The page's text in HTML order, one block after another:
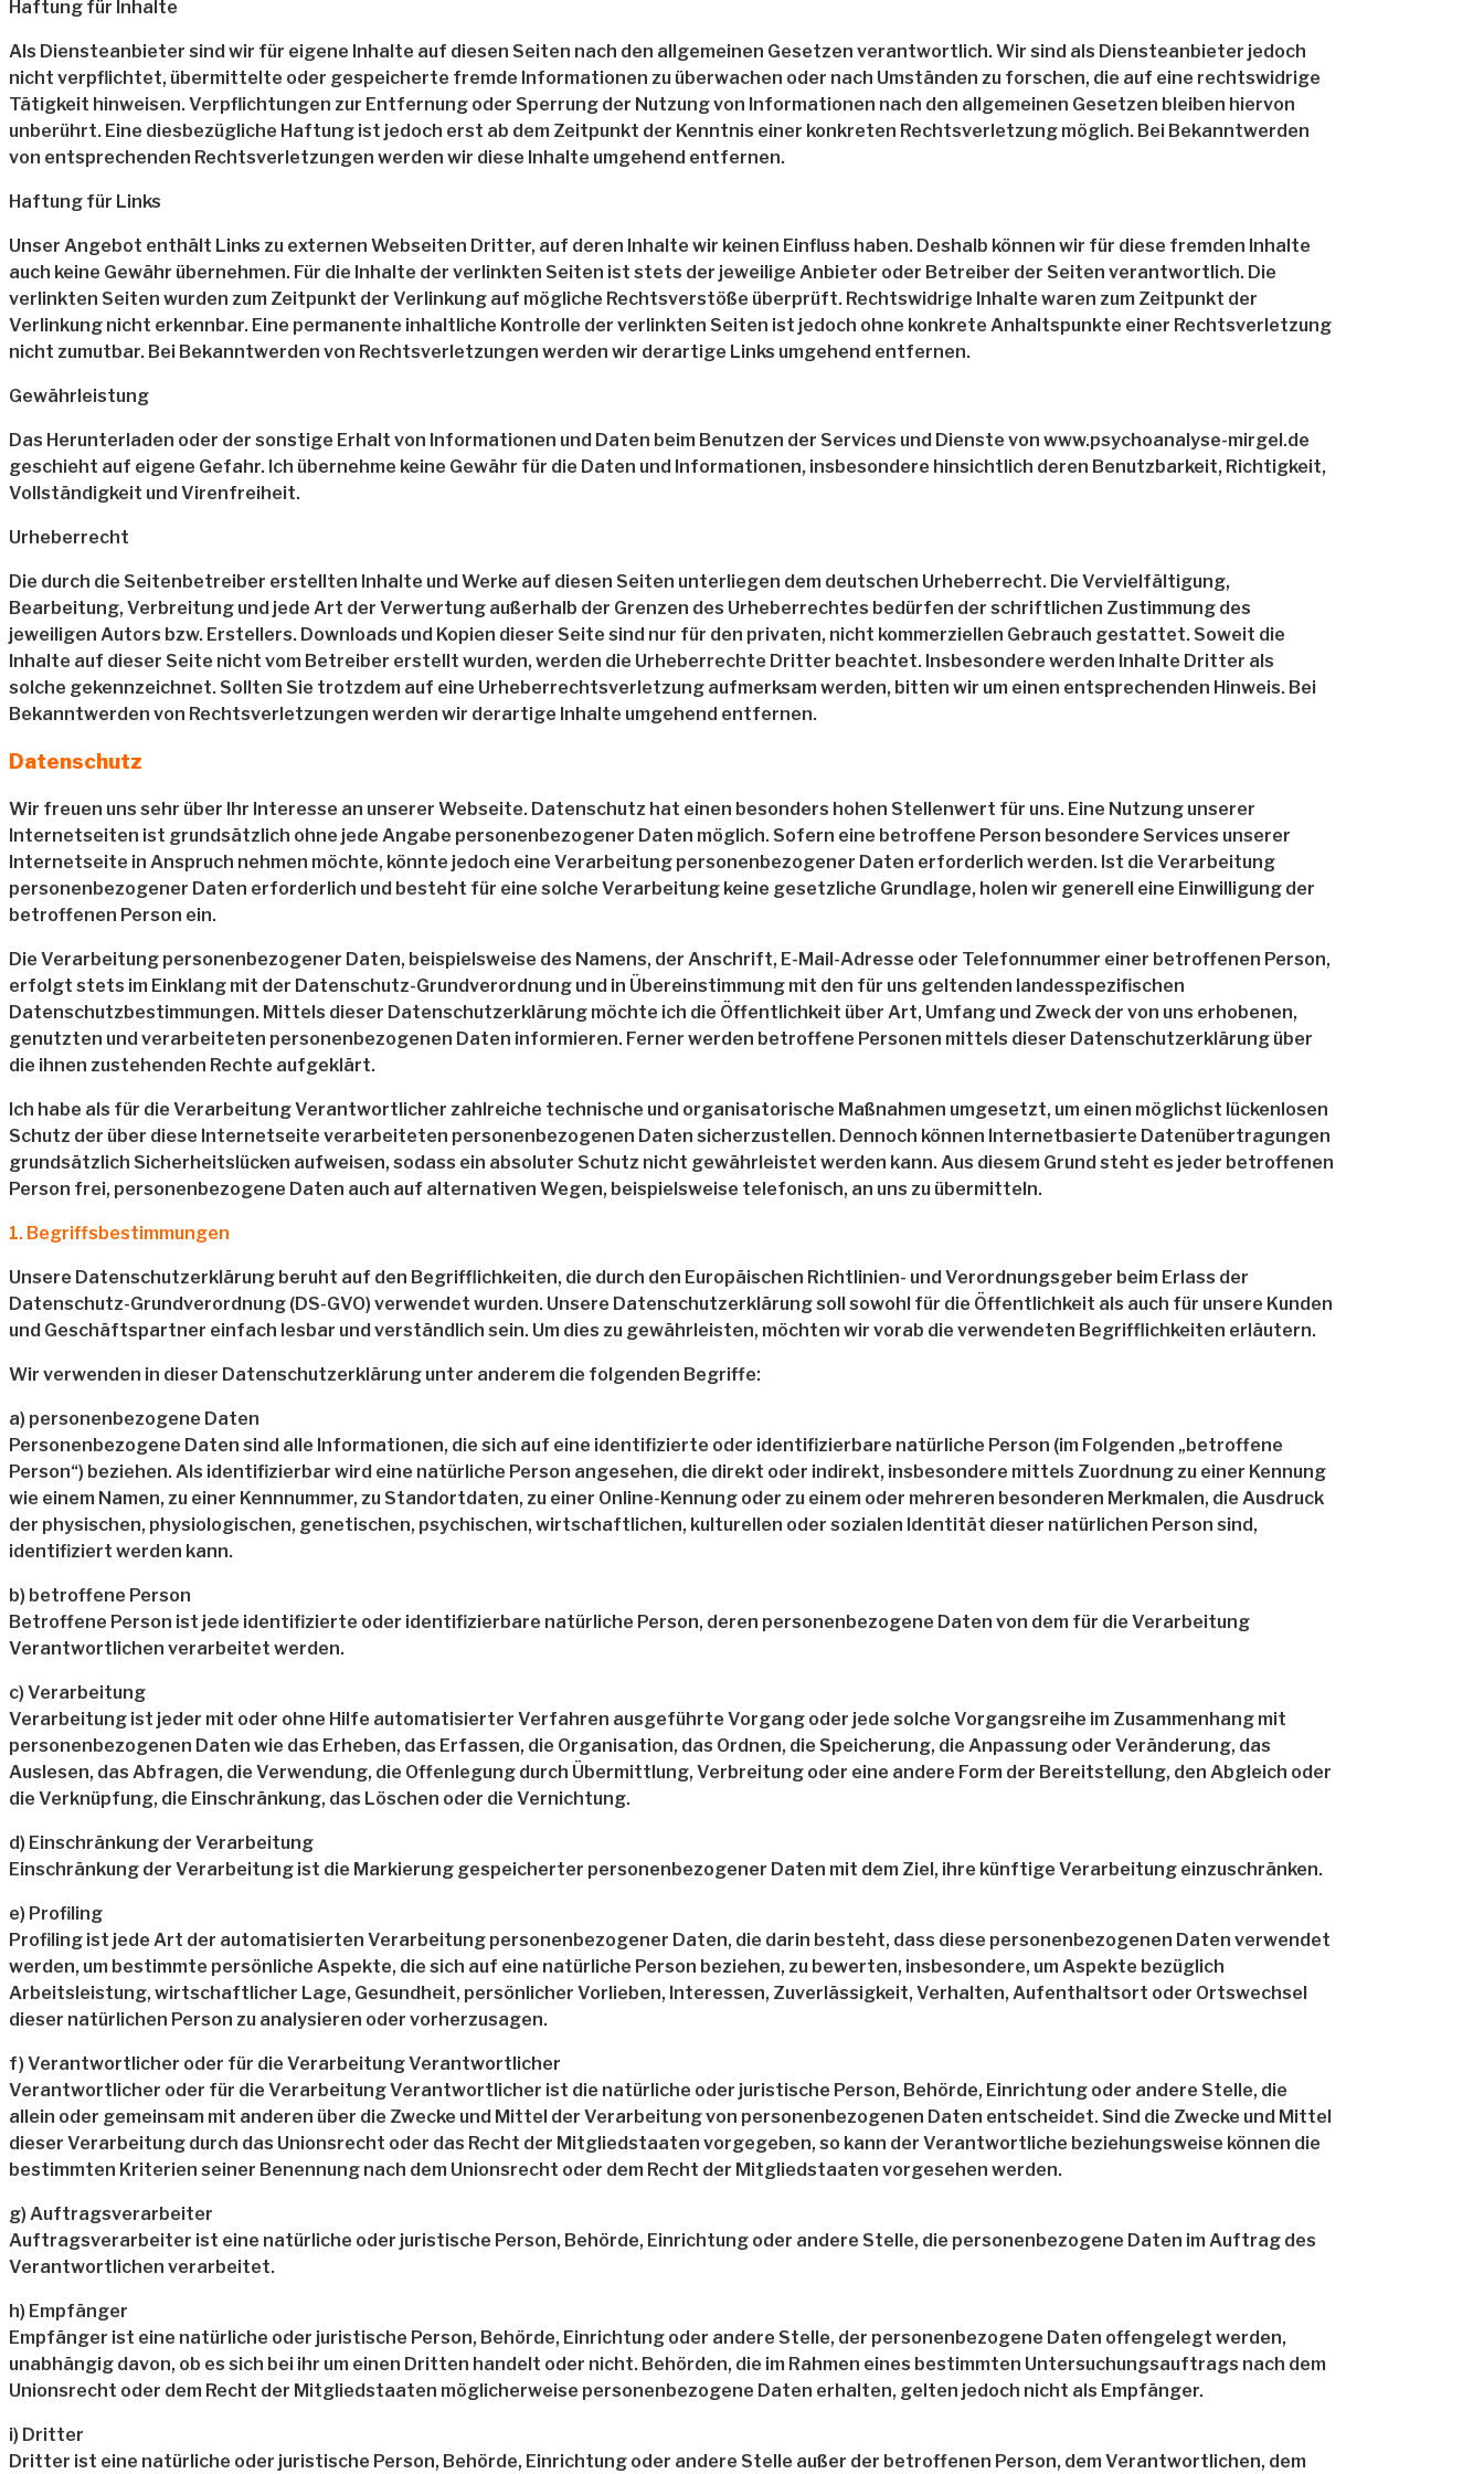
Haftung für Inhalte
Als Diensteanbieter sind wir für eigene Inhalte auf diesen Seiten nach den allgemeinen Gesetzen verantwortlich. Wir sind als Diensteanbieter jedoch
nicht verpflichtet, übermittelte oder gespeicherte fremde Informationen zu überwachen oder nach Umständen zu forschen, die auf eine rechtswidrige
Tätigkeit hinweisen. Verpflichtungen zur Entfernung oder Sperrung der Nutzung von Informationen nach den allgemeinen Gesetzen bleiben hiervon
unberührt. Eine diesbezügliche Haftung ist jedoch erst ab dem Zeitpunkt der Kenntnis einer konkreten Rechtsverletzung möglich. Bei Bekanntwerden
von entsprechenden Rechtsverletzungen werden wir diese Inhalte umgehend entfernen.
Haftung für Links
Unser Angebot enthält Links zu externen Webseiten Dritter, auf deren Inhalte wir keinen Einfluss haben. Deshalb können wir für diese fremden Inhalte
auch keine Gewähr übernehmen. Für die Inhalte der verlinkten Seiten ist stets der jeweilige Anbieter oder Betreiber der Seiten verantwortlich. Die
verlinkten Seiten wurden zum Zeitpunkt der Verlinkung auf mögliche Rechtsverstöße überprüft. Rechtswidrige Inhalte waren zum Zeitpunkt der
Verlinkung nicht erkennbar. Eine permanente inhaltliche Kontrolle der verlinkten Seiten ist jedoch ohne konkrete Anhaltspunkte einer Rechtsverletzung
nicht zumutbar. Bei Bekanntwerden von Rechtsverletzungen werden wir derartige Links umgehend entfernen.
Gewährleistung
Das Herunterladen oder der sonstige Erhalt von Informationen und Daten beim Benutzen der Services und Dienste von www.psychoanalyse-mirgel.de
geschieht auf eigene Gefahr. Ich übernehme keine Gewähr für die Daten und Informationen, insbesondere hinsichtlich deren Benutzbarkeit, Richtigkeit,
Vollständigkeit und Virenfreiheit.
Urheberrecht
Die durch die Seitenbetreiber erstellten Inhalte und Werke auf diesen Seiten unterliegen dem deutschen Urheberrecht. Die Vervielfältigung,
Bearbeitung, Verbreitung und jede Art der Verwertung außerhalb der Grenzen des Urheberrechtes bedürfen der schriftlichen Zustimmung des
jeweiligen Autors bzw. Erstellers. Downloads und Kopien dieser Seite sind nur für den privaten, nicht kommerziellen Gebrauch gestattet. Soweit die
Inhalte auf dieser Seite nicht vom Betreiber erstellt wurden, werden die Urheberrechte Dritter beachtet. Insbesondere werden Inhalte Dritter als
solche gekennzeichnet. Sollten Sie trotzdem auf eine Urheberrechtsverletzung aufmerksam werden, bitten wir um einen entsprechenden Hinweis. Bei
Bekanntwerden von Rechtsverletzungen werden wir derartige Inhalte umgehend entfernen.
Datenschutz
Wir freuen uns sehr über Ihr Interesse an unserer Webseite. Datenschutz hat einen besonders hohen Stellenwert für uns. Eine Nutzung unserer
Internetseiten ist grundsätzlich ohne jede Angabe personenbezogener Daten möglich. Sofern eine betroffene Person besondere Services unserer
Internetseite in Anspruch nehmen möchte, könnte jedoch eine Verarbeitung personenbezogener Daten erforderlich werden. Ist die Verarbeitung
personenbezogener Daten erforderlich und besteht für eine solche Verarbeitung keine gesetzliche Grundlage, holen wir generell eine Einwilligung der
betroffenen Person ein.
Die Verarbeitung personenbezogener Daten, beispielsweise des Namens, der Anschrift, E-Mail-Adresse oder Telefonnummer einer betroffenen Person,
erfolgt stets im Einklang mit der Datenschutz-Grundverordnung und in Übereinstimmung mit den für uns geltenden landesspezifischen
Datenschutzbestimmungen. Mittels dieser Datenschutzerklärung möchte ich die Öffentlichkeit über Art, Umfang und Zweck der von uns erhobenen,
genutzten und verarbeiteten personenbezogenen Daten informieren. Ferner werden betroffene Personen mittels dieser Datenschutzerklärung über
die ihnen zustehenden Rechte aufgeklärt.
Ich habe als für die Verarbeitung Verantwortlicher zahlreiche technische und organisatorische Maßnahmen umgesetzt, um einen möglichst lückenlosen
Schutz der über diese Internetseite verarbeiteten personenbezogenen Daten sicherzustellen. Dennoch können Internetbasierte Datenübertragungen
grundsätzlich Sicherheitslücken aufweisen, sodass ein absoluter Schutz nicht gewährleistet werden kann. Aus diesem Grund steht es jeder betroffenen
Person frei, personenbezogene Daten auch auf alternativen Wegen, beispielsweise telefonisch, an uns zu übermitteln.
1. Begriffsbestimmungen
Unsere Datenschutzerklärung beruht auf den Begrifflichkeiten, die durch den Europäischen Richtlinien- und Verordnungsgeber beim Erlass der
Datenschutz-Grundverordnung (DS-GVO) verwendet wurden. Unsere Datenschutzerklärung soll sowohl für die Öffentlichkeit als auch für unsere Kunden
und Geschäftspartner einfach lesbar und verständlich sein. Um dies zu gewährleisten, möchten wir vorab die verwendeten Begrifflichkeiten erläutern.
Wir verwenden in dieser Datenschutzerklärung unter anderem die folgenden Begriffe:
a) personenbezogene Daten
Personenbezogene Daten sind alle Informationen, die sich auf eine identifizierte oder identifizierbare natürliche Person (im Folgenden „betroffene
Person“) beziehen. Als identifizierbar wird eine natürliche Person angesehen, die direkt oder indirekt, insbesondere mittels Zuordnung zu einer Kennung
wie einem Namen, zu einer Kennnummer, zu Standortdaten, zu einer Online-Kennung oder zu einem oder mehreren besonderen Merkmalen, die Ausdruck
der physischen, physiologischen, genetischen, psychischen, wirtschaftlichen, kulturellen oder sozialen Identität dieser natürlichen Person sind,
identifiziert werden kann.
b) betroffene Person
Betroffene Person ist jede identifizierte oder identifizierbare natürliche Person, deren personenbezogene Daten von dem für die Verarbeitung
Verantwortlichen verarbeitet werden.
c) Verarbeitung
Verarbeitung ist jeder mit oder ohne Hilfe automatisierter Verfahren ausgeführte Vorgang oder jede solche Vorgangsreihe im Zusammenhang mit
personenbezogenen Daten wie das Erheben, das Erfassen, die Organisation, das Ordnen, die Speicherung, die Anpassung oder Veränderung, das
Auslesen, das Abfragen, die Verwendung, die Offenlegung durch Übermittlung, Verbreitung oder eine andere Form der Bereitstellung, den Abgleich oder
die Verknüpfung, die Einschränkung, das Löschen oder die Vernichtung.
d) Einschränkung der Verarbeitung
Einschränkung der Verarbeitung ist die Markierung gespeicherter personenbezogener Daten mit dem Ziel, ihre künftige Verarbeitung einzuschränken.
e) Profiling
Profiling ist jede Art der automatisierten Verarbeitung personenbezogener Daten, die darin besteht, dass diese personenbezogenen Daten verwendet
werden, um bestimmte persönliche Aspekte, die sich auf eine natürliche Person beziehen, zu bewerten, insbesondere, um Aspekte bezüglich
Arbeitsleistung, wirtschaftlicher Lage, Gesundheit, persönlicher Vorlieben, Interessen, Zuverlässigkeit, Verhalten, Aufenthaltsort oder Ortswechsel
dieser natürlichen Person zu analysieren oder vorherzusagen.
f) Verantwortlicher oder für die Verarbeitung Verantwortlicher
Verantwortlicher oder für die Verarbeitung Verantwortlicher ist die natürliche oder juristische Person, Behörde, Einrichtung oder andere Stelle, die
allein oder gemeinsam mit anderen über die Zwecke und Mittel der Verarbeitung von personenbezogenen Daten entscheidet. Sind die Zwecke und Mittel
dieser Verarbeitung durch das Unionsrecht oder das Recht der Mitgliedstaaten vorgegeben, so kann der Verantwortliche beziehungsweise können die
bestimmten Kriterien seiner Benennung nach dem Unionsrecht oder dem Recht der Mitgliedstaaten vorgesehen werden.
g) Auftragsverarbeiter
Auftragsverarbeiter ist eine natürliche oder juristische Person, Behörde, Einrichtung oder andere Stelle, die personenbezogene Daten im Auftrag des
Verantwortlichen verarbeitet.
h) Empfänger
Empfänger ist eine natürliche oder juristische Person, Behörde, Einrichtung oder andere Stelle, der personenbezogene Daten offengelegt werden,
unabhängig davon, ob es sich bei ihr um einen Dritten handelt oder nicht. Behörden, die im Rahmen eines bestimmten Untersuchungsauftrags nach dem
Unionsrecht oder dem Recht der Mitgliedstaaten möglicherweise personenbezogene Daten erhalten, gelten jedoch nicht als Empfänger.
i) Dritter
Dritter ist eine natürliche oder juristische Person, Behörde, Einrichtung oder andere Stelle außer der betroffenen Person, dem Verantwortlichen, dem